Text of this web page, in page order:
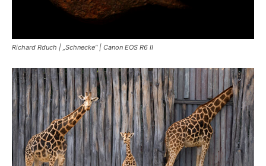
Richard Rduch | „Schnecke“ | Canon EOS R6 II